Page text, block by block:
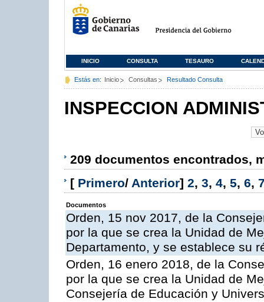
INICIO CONSULTA TESAURO
Estás en: Inicio Consultas Resultado Consulta
INSPECCION
209 documentos encontrados,
[ Primero/ Anterior] 2, 3, 4, 5, 6,
Documentos
Orden, 15 nov 2017, de la
por la que se crea la Unidad de
Departamento, y se establece su
Orden, 16 enero 2018, de la
por la que se crea la Unidad de
Consejería de Educación y